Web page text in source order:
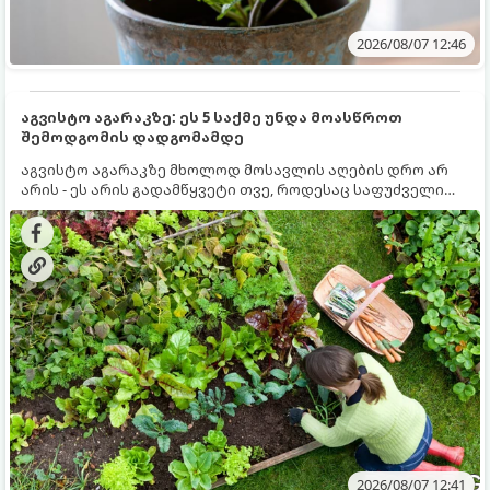
2026/08/07 12:46
აგვისტო აგარაკზე: ეს 5 საქმე უნდა მოასწროთ
შემოდგომის დადგომამდე
აგვისტო აგარაკზე მხოლოდ მოსავლის აღების დრო არ
არის - ეს არის გადამწყვეტი თვე, როდესაც საფუძველი
ეყრება მომავალი წლის მოსავალს და ბაღი მზადდება
შემოდგომა-ზამთრის სეზონისთვის. იმისათვის, რომ
ნიადაგმა ენერგია აღიდგინოს, ხოლო მცენარეებმა
ზამთარს გაუძლონ, აგვისტოს ბოლომდე 5
მნიშვნელოვანი საქმის გაკეთება უნდა მოასწროთ:
2026/08/07 12:41